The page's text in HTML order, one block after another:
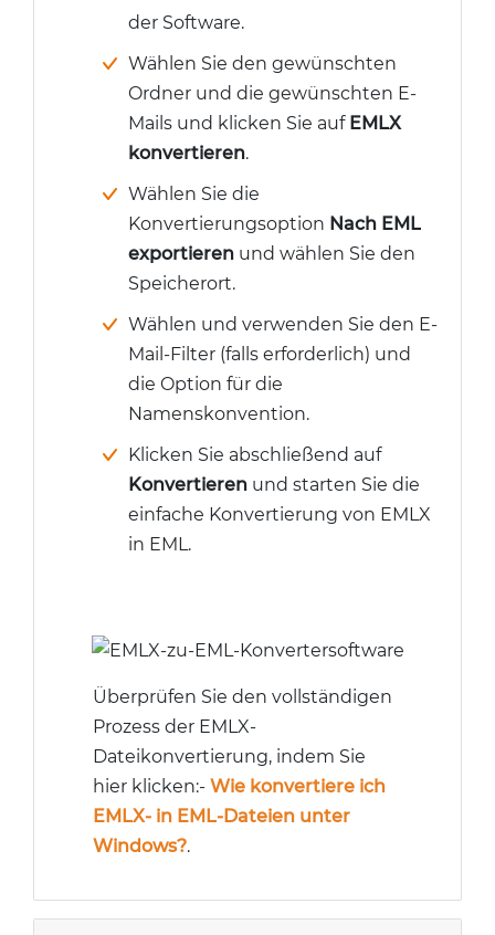
der Software.
Wählen Sie den gewünschten
Ordner und die gewünschten E-
Mails und klicken Sie auf EMLX
konvertieren.
Wählen Sie die
Konvertierungsoption Nach EML
exportieren und wählen Sie den
Speicherort.
Wählen und verwenden Sie den E-
Mail-Filter (falls erforderlich) und
die Option für die
Namenskonvention.
Klicken Sie abschließend auf
Konvertieren und starten Sie die
einfache Konvertierung von EMLX
in EML.
Überprüfen Sie den vollständigen
Prozess der EMLX-
Dateikonvertierung, indem Sie
hier klicken:- Wie konvertiere ich
EMLX- in EML-Dateien unter
Windows?.